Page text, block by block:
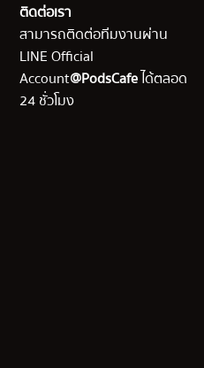
ติดต่อเรา
สามารถติดต่อทีมงานผ่าน
LINE Official
Account@PodsCafeได้ตลอด
24 ชั่วโมง